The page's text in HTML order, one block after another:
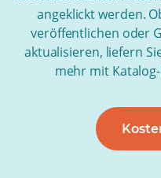
angeklickt werden.
veröffentlichen oder
aktualisieren, liefern
mehr mit